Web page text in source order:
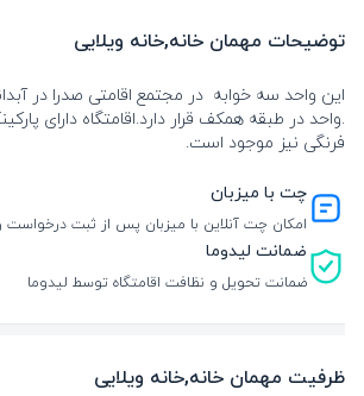
توضیحات مهمان خانه,خانه ویلایی
این واحد سه خوابه در مجتمع اقامتی صدرا در
.واحد در طبقه همکف قرار دارد.اقامتگاه دارای
فرنگی نیز موجود است.
چت با میزبان
امکان چت آنلاین با میزبان پس از ثبت درخواست
ضمانت لیدوما
ضمانت تحویل و نظافت اقامتگاه توسط لیدوما
ظرفیت مهمان خانه,خانه ویلایی